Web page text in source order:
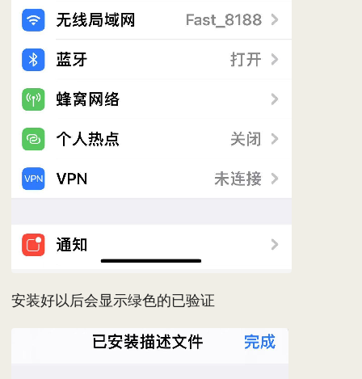
安装好以后会显示绿色的已验证